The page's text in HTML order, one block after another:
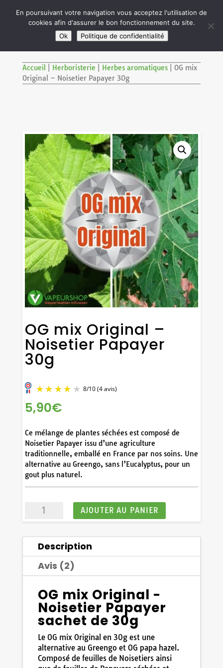

SITE RÉSERVÉ AUX ADULTES DE PLUS DE 18 ANS
Accueil Herboristerie Herbes aromatiques| OG mix
Original – Noisetier Papayer 30g
OG mix Original –
Noisetier Papayer
30g
8 /10 (4 avis)
5,90€
Ce mélange de plantes séchées est composé de
Noisetier Papayer issu d’une agriculture
traditionnelle, emballé en France par nos soins. Une
alternative au Greengo, sans l’Eucalyptus, pour un
gout plus naturel.
quantité
mix
Original
-
Noisetier
AJOUTER AU PANIER
Description
Avis (2)
OG mix Original -
Noisetier Papayer
sachet de 30g
Le OG mix Original en 30g est une
alternative au Greengo et OG papa hazel.
Composé de feuilles de Noisetiers ainsi
En poursuivant votre navigation vous acceptez l'utilisation de
cookies afin d'assurer le bon fonctionnement du site.
Ok
Politique de confidentialité